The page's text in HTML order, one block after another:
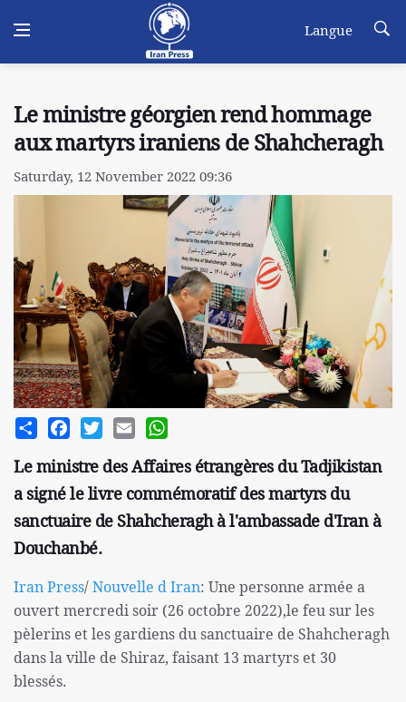
Langue
Le ministre géorgien rend hommage
aux martyrs iraniens de Shahcheragh
Saturday, 12 November 2022 09:36
Share FacebookTwitterEmail
Le ministre des Affaires étrangères du Tadjikistan
a signé le livre commémoratif des martyrs du
sanctuaire de Shahcheragh à l'ambassade d'Iran à
Douchanbé.
Iran Press/Nouvelle d Iran: Une personne armée a
ouvert mercredi soir (26 octobre 2022),le feu sur les
pèlerins et les gardiens du sanctuaire de Shahcheragh
dans la ville de Shiraz, faisant 13 martyrs et 30
blessés.